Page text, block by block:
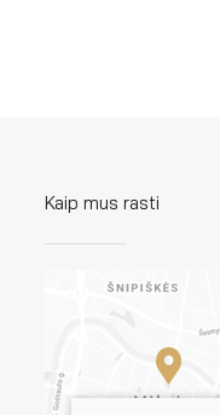
Kaip mus rasti